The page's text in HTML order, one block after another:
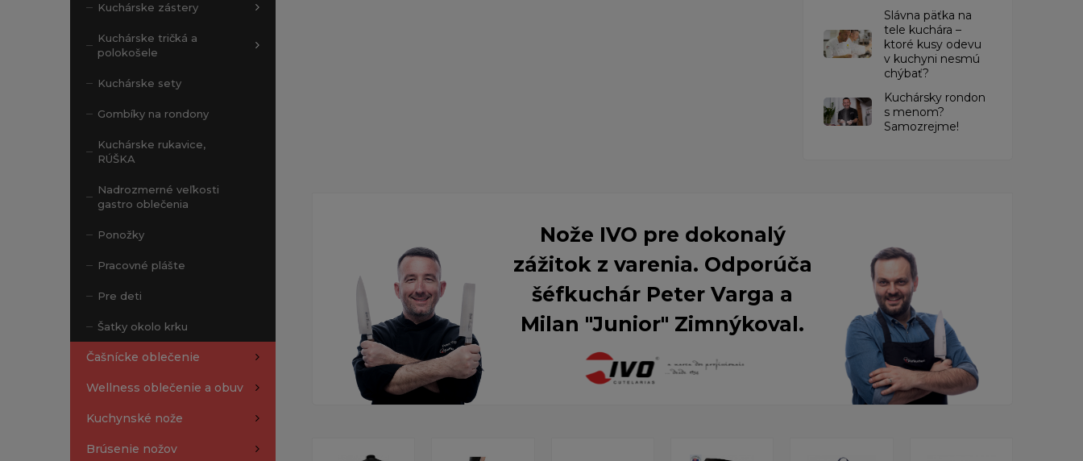
Kuchárske zástery
Kuchárske tričká a
polokošele
Kuchárske sety
Gombíky na rondony
Kuchárske rukavice,
RÚŠKA
Nadrozmerné veľkosti
gastro oblečenia
Ponožky
Pracovné plášte
Pre deti
Šatky okolo krku
Čašnícke oblečenie
Wellness oblečenie a obuv
Kuchynské nože
Brúsenie nožov
Slávna päťka na
tele kuchára –
ktoré kusy odevu
v kuchyni nesmú
chýbať?
Kuchársky rondon
s menom?
Samozrejme!
Nože IVO pre dokonalý
zážitok z varenia. Odporúča
šéfkuchár Peter Varga a
Milan "Junior" Zimnýkoval.